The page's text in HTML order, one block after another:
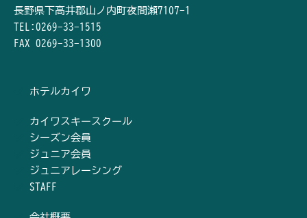
長野県下高井郡山ノ内町夜間瀬7107-1
TEL:0269-33-1515
FAX 0269-33-1300
ホテルカイワ
カイワスキースクール
シーズン会員
ジュニア会員
ジュニアレーシング
STAFF